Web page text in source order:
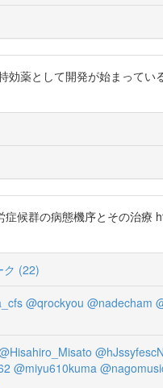
薬として開発が始まって
候群の病態機序とその治療
ク (22)
@qrockyou @nadecham
@miyu610kuma